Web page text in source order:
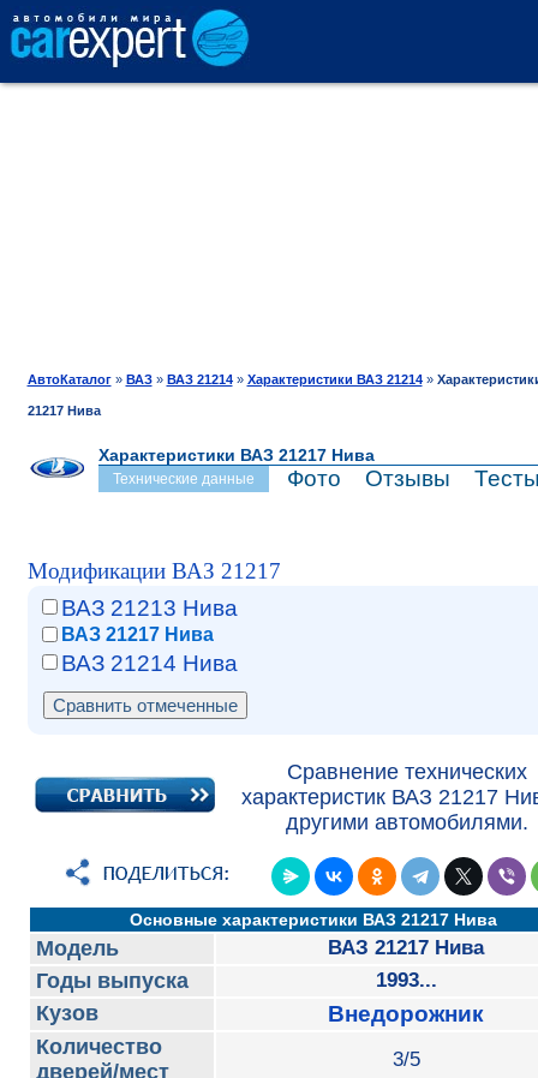
ТЕСТ-ДРАЙВ
ПРОДАЖА
АвтоКаталог» ВАЗ» ВАЗ 21214» Характеристики ВАЗ 21214»
21217 Нива
Характеристики ВАЗ 21217 Нива
Технические данные Фото Отзывы
Модификации ВАЗ 21217
ВАЗ 21213 Нива
ВАЗ 21217 Нива
ВАЗ 21214 Нива
Сравнение технических
характеристик ВАЗ 21217
другими автомобилями.
Основные характеристики ВАЗ 21217 Нива
Модель ВАЗ 21217 Нива
Годы выпуска 1993...
Кузов Внедорожник
Количество
дверей/мест
3/5